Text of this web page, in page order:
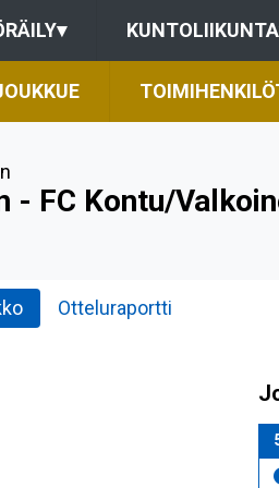
▾ KUNTOLIIKUNTA
- FC Kontu/
Otteluraportti